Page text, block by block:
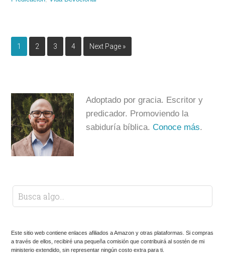
1 2 3 4 Next Page »
Adoptado por gracia. Escritor y
predicador. Promoviendo la
sabiduría bíblica.Conoce más.
Este sitio web contiene enlaces afiliados a Amazon y otras plataformas. Si compras
a través de ellos, recibiré una pequeña comisión que contribuirá al sostén de mi
ministerio extendido, sin representar ningún costo extra para ti.